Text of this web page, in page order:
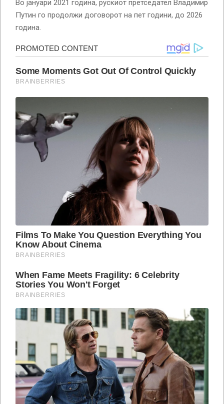
Во јануари 2021 година, рускиот претседател Владимир
Путин го продолжи договорот на пет години, до 2026
година.